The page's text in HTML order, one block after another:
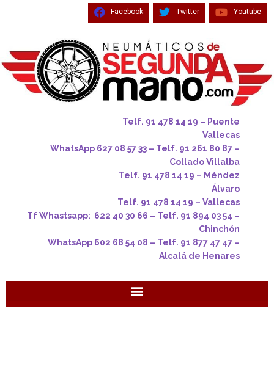
Facebook Twitter Youtube
Telf. 91 478 14 19 – Puente
Vallecas
WhatsApp 627 08 57 33 – Telf. 91 261 80 87 –
Collado Villalba
Telf. 91 478 14 19 – Méndez
Álvaro
Telf. 91 478 14 19 – Vallecas
Tf Whastsapp: 622 40 30 66 – Telf. 91 894 03 54 –
Chinchón
WhatsApp 602 68 54 08 – Telf. 91 877 47 47 –
Alcalá de Henares